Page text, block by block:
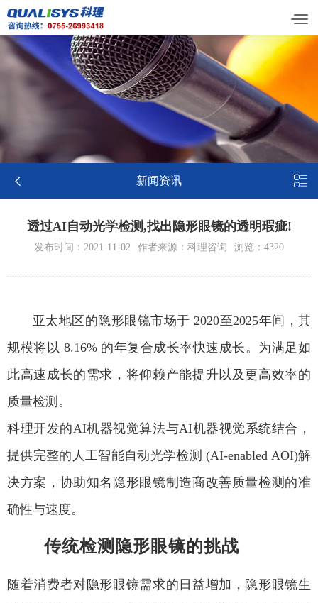
 新闻资讯 
透过AI自动光学检测,找出隐形眼镜的透明瑕疵!
发布时间：2021-11-02 作者来源：科理咨询 浏览：4320
亚太地区的隐形眼镜市场于 2020至2025年间，其
规模将以 8.16% 的年复合成长率快速成长。为满足如
此高速成长的需求，将仰赖产能提升以及更高效率的
质量检测。
科理开发的AI机器视觉算法与AI机器视觉系统结合，
提供完整的人工智能自动光学检测 (AI-enabled AOI)解
决方案，协助知名隐形眼镜制造商改善质量检测的准
确性与速度。
传统检测隐形眼镜的挑战
随着消费者对隐形眼镜需求的日益增加，隐形眼镜生